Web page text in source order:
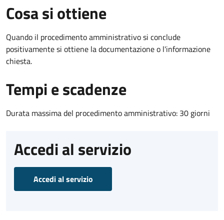
Cosa si ottiene
Quando il procedimento amministrativo si conclude
positivamente si ottiene la documentazione o l'informazione
chiesta.
Tempi e scadenze
Durata massima del procedimento amministrativo: 30 giorni
Accedi al servizio
Accedi al servizio